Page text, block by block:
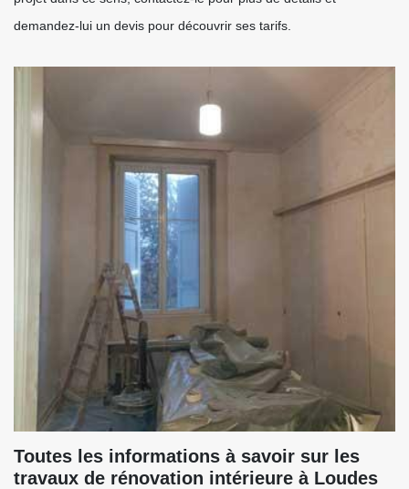
demandez-lui un devis pour découvrir ses tarifs.
Toutes les informations à savoir sur les
travaux de rénovation intérieure à Loudes